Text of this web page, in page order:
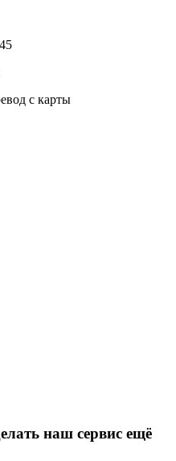
с карты
наш сервис ещё